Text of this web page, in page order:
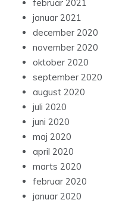
februar 2021
januar 2021
december 2020
november 2020
oktober 2020
september 2020
august 2020
juli 2020
juni 2020
maj 2020
april 2020
marts 2020
februar 2020
januar 2020